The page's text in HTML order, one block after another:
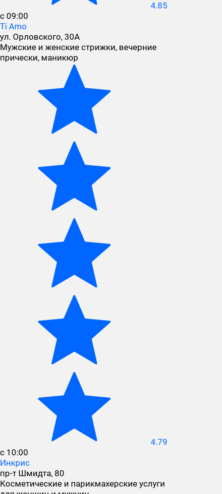
4.85
с 09:00
Ti Amo
ул. Орловского, 30А
Мужские и женские стрижки, вечерние
прически, маникюр
4.79
с 10:00
Инкрис
пр-т Шмидта, 80
Косметические и парикмахерские услуги